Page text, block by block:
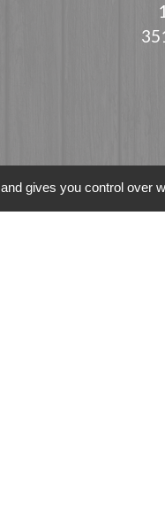
Liens
gives you control over